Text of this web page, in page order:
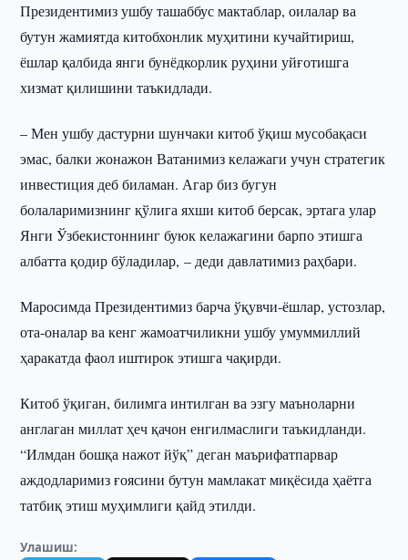
Президентимиз ушбу ташаббус мактаблар, оилалар ва
бутун жамиятда китобхонлик муҳитини кучайтириш,
ёшлар қалбида янги бунёдкорлик руҳини уйғотишга
хизмат қилишини таъкидлади.
– Мен ушбу дастурни шунчаки китоб ўқиш мусобақаси
эмас, балки жонажон Ватанимиз келажаги учун стратегик
инвестиция деб биламан. Агар биз бугун
болаларимизнинг қўлига яхши китоб берсак, эртага улар
Янги Ўзбекистоннинг буюк келажагини барпо этишга
албатта қодир бўладилар, – деди давлатимиз раҳбари.
Маросимда Президентимиз барча ўқувчи-ёшлар, устозлар,
ота-оналар ва кенг жамоатчиликни ушбу умуммиллий
ҳаракатда фаол иштирок этишга чақирди.
Китоб ўқиган, билимга интилган ва эзгу маъноларни
англаган миллат ҳеч қачон енгилмаслиги таъкидланди.
“Илмдан бошқа нажот йўқ” деган маърифатпарвар
аждодларимиз ғоясини бутун мамлакат миқёсида ҳаётга
татбиқ этиш муҳимлиги қайд этилди.
Улашиш: